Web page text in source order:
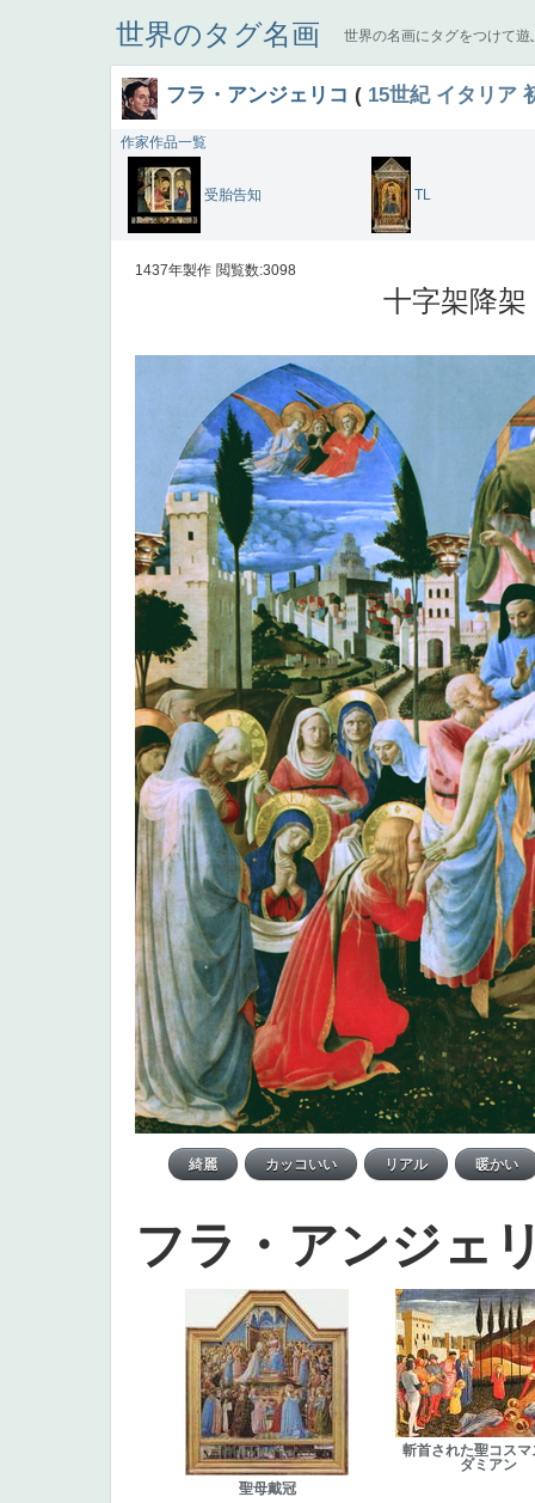
世界のタグ名画 世界の名画にタグをつけて遊
フラ・アンジェリコ ( 15世紀 イタリア
作家作品一覧
受胎告知 TL
1437年製作 閲覧数:3098
十字架降
フラ・アンジェ
聖母戴冠
斬首された聖コスマ
ダミアン